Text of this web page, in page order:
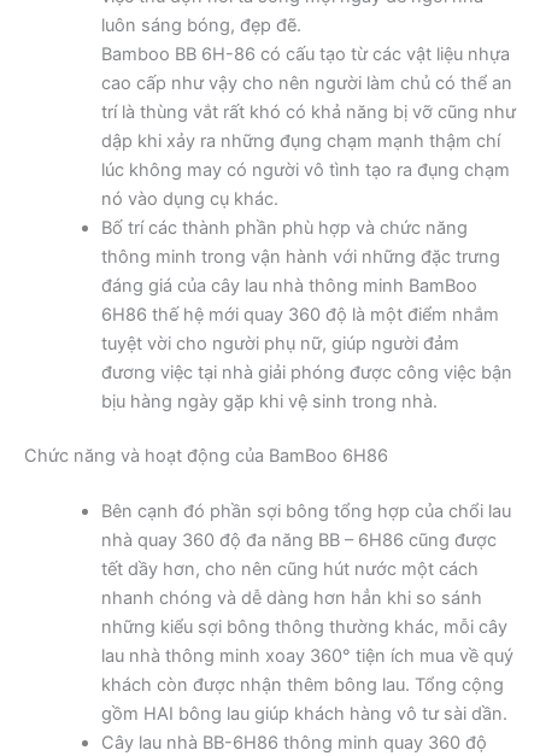
luôn sáng bóng, đẹp đẽ.
Bamboo BB 6H-86 có cấu tạo từ các vật liệu nhựa
cao cấp như vậy cho nên người làm chủ có thể an
trí là thùng vắt rất khó có khả năng bị vỡ cũng như
dập khi xảy ra những đụng chạm mạnh thậm chí
lúc không may có người vô tình tạo ra đụng chạm
nó vào dụng cụ khác.
Bố trí các thành phần phù hợp và chức năng
thông minh trong vận hành với những đặc trưng
đáng giá của cây lau nhà thông minh BamBoo
6H86 thế hệ mới quay 360 độ là một điểm nhắm
tuyệt vời cho người phụ nữ, giúp người đảm
đương việc tại nhà giải phóng được công việc bận
bịu hàng ngày gặp khi vệ sinh trong nhà.
Chức năng và hoạt động của BamBoo 6H86
Bên cạnh đó phần sợi bông tổng hợp của chổi lau
nhà quay 360 độ đa năng BB – 6H86 cũng được
tết dầy hơn, cho nên cũng hút nước một cách
nhanh chóng và dễ dàng hơn hẳn khi so sánh
những kiểu sợi bông thông thường khác, mỗi cây
lau nhà thông minh xoay 360° tiện ích mua về quý
khách còn được nhận thêm bông lau. Tổng cộng
gồm HAI bông lau giúp khách hàng vô tư sài dần.
Cây lau nhà BB-6H86 thông minh quay 360 độ